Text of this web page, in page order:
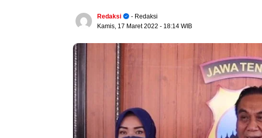
Redaksi
- Redaksi
Kamis, 17 Maret 2022 - 18:14 WIB